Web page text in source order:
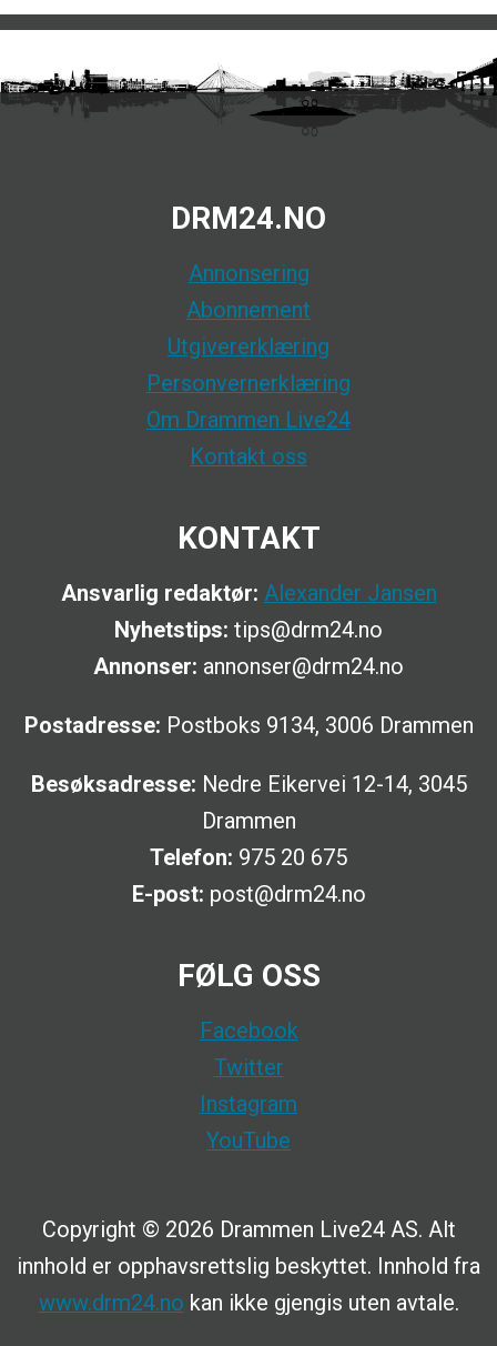
DRM24.NO
Annonsering
Abonnement
Utgivererklæring
Personvernerklæring
Om Drammen Live24
Kontakt oss
KONTAKT
Ansvarlig redaktør: Alexander Jansen
Nyhetstips: tips@drm24.no
Annonser: annonser@drm24.no
Postadresse: Postboks 9134, 3006 Drammen
Besøksadresse: Nedre Eikervei 12-14, 3045
Drammen
Telefon: 975 20 675
E-post: post@drm24.no
FØLG OSS
Facebook
Twitter
Instagram
YouTube
Copyright © 2026 Drammen Live24 AS. Alt
innhold er opphavsrettslig beskyttet. Innhold fra
www.drm24.no kan ikke gjengis uten avtale.